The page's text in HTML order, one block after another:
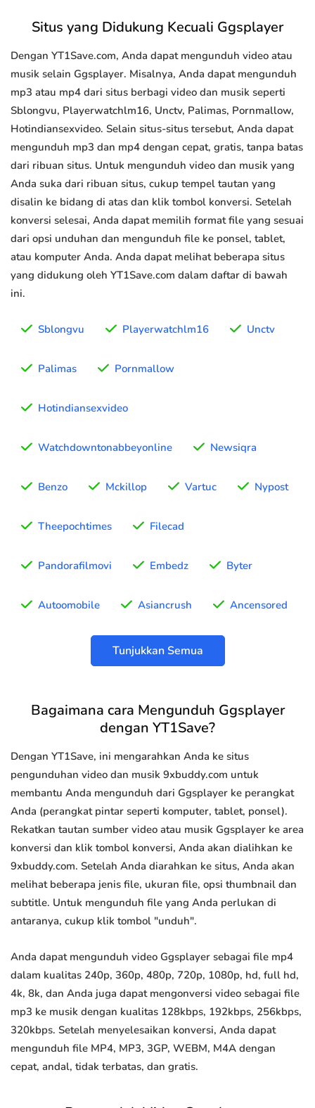
Situs yang Didukung Kecuali Ggsplayer
Dengan YT1Save.com, Anda dapat mengunduh video atau
musik selain Ggsplayer. Misalnya, Anda dapat mengunduh
mp3 atau mp4 dari situs berbagi video dan musik seperti
Sblongvu, Playerwatchlm16, Unctv, Palimas, Pornmallow,
Hotindiansexvideo. Selain situs-situs tersebut, Anda dapat
mengunduh mp3 dan mp4 dengan cepat, gratis, tanpa batas
dari ribuan situs. Untuk mengunduh video dan musik yang
Anda suka dari ribuan situs, cukup tempel tautan yang
disalin ke bidang di atas dan klik tombol konversi. Setelah
konversi selesai, Anda dapat memilih format file yang sesuai
dari opsi unduhan dan mengunduh file ke ponsel, tablet,
atau komputer Anda. Anda dapat melihat beberapa situs
yang didukung oleh YT1Save.com dalam daftar di bawah
ini.
Sblongvu Playerwatchlm16 Unctv
Palimas Pornmallow
Hotindiansexvideo
Watchdowntonabbeyonline Newsiqra
Benzo Mckillop Vartuc Nypost
Theepochtimes Filecad
Pandorafilmovi Embedz Byter
Autoomobile Asiancrush Ancensored
Tunjukkan Semua
Bagaimana cara Mengunduh Ggsplayer
dengan YT1Save?
Dengan YT1Save, ini mengarahkan Anda ke situs
pengunduhan video dan musik 9xbuddy.com untuk
membantu Anda mengunduh dari Ggsplayer ke perangkat
Anda (perangkat pintar seperti komputer, tablet, ponsel).
Rekatkan tautan sumber video atau musik Ggsplayer ke area
konversi dan klik tombol konversi, Anda akan dialihkan ke
9xbuddy.com. Setelah Anda diarahkan ke situs, Anda akan
melihat beberapa jenis file, ukuran file, opsi thumbnail dan
subtitle. Untuk mengunduh file yang Anda perlukan di
antaranya, cukup klik tombol "unduh".
Anda dapat mengunduh video Ggsplayer sebagai file mp4
dalam kualitas 240p, 360p, 480p, 720p, 1080p, hd, full hd,
4k, 8k, dan Anda juga dapat mengonversi video sebagai file
mp3 ke musik dengan kualitas 128kbps, 192kbps, 256kbps,
320kbps. Setelah menyelesaikan konversi, Anda dapat
mengunduh file MP4, MP3, 3GP, WEBM, M4A dengan
cepat, andal, tidak terbatas, dan gratis.